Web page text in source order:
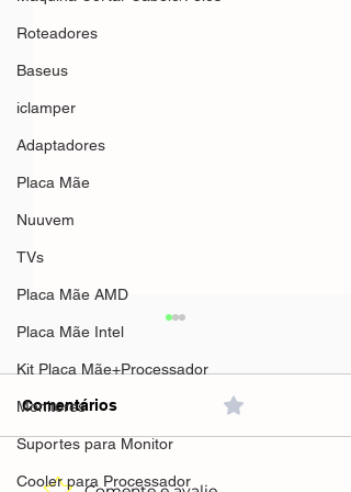
Roteadores
Baseus
iclamper
Adaptadores
Placa Mãe
Nuuvem
TVs
Placa Mãe AMD
Placa Mãe Intel
Kit Placa Mãe+Processador
Monitores
Suportes para Monitor
Cooler para Processador
Comentários